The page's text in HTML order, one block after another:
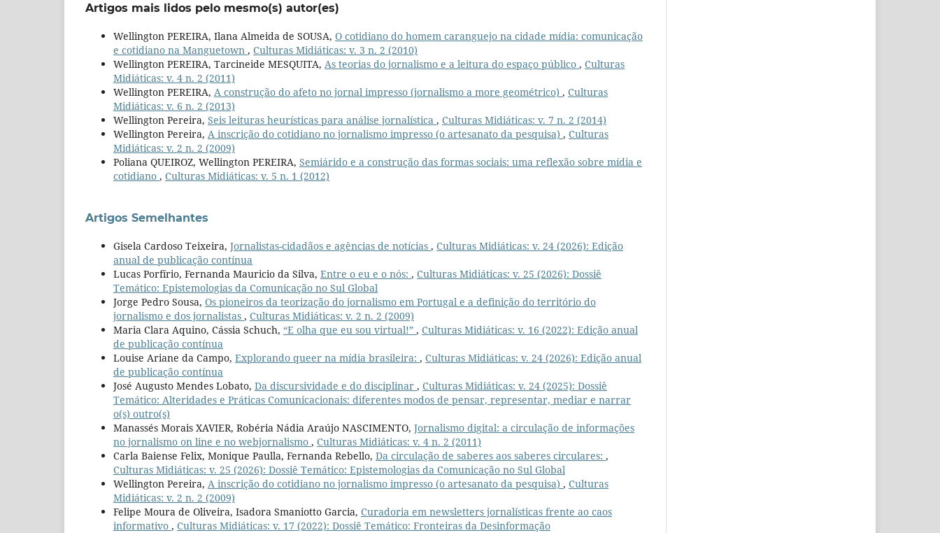
Artigos mais lidos pelo mesmo(s) autor(es)
Wellington PEREIRA, Ilana Almeida de SOUSA, O cotidiano do homem caranguejo na cidade mídia: comunicação
e cotidiano na Manguetown , Culturas Midiáticas: v. 3 n. 2 (2010)
Wellington PEREIRA, Tarcineide MESQUITA, As teorias do jornalismo e a leitura do espaço público , Culturas
Midiáticas: v. 4 n. 2 (2011)
Wellington PEREIRA, A construção do afeto no jornal impresso (jornalismo a more geométrico) , Culturas
Midiáticas: v. 6 n. 2 (2013)
Wellington Pereira, Seis leituras heurísticas para análise jornalística , Culturas Midiáticas: v. 7 n. 2 (2014)
Wellington Pereira, A inscrição do cotidiano no jornalismo impresso (o artesanato da pesquisa) , Culturas
Midiáticas: v. 2 n. 2 (2009)
Poliana QUEIROZ, Wellington PEREIRA, Semiárido e a construção das formas sociais: uma reflexão sobre mídia e
cotidiano , Culturas Midiáticas: v. 5 n. 1 (2012)
Artigos Semelhantes
Gisela Cardoso Teixeira, Jornalistas-cidadãos e agências de notícias , Culturas Midiáticas: v. 24 (2026): Edição
anual de publicação contínua
Lucas Porfírio, Fernanda Mauricio da Silva, Entre o eu e o nós: , Culturas Midiáticas: v. 25 (2026): Dossiê
Temático: Epistemologias da Comunicação no Sul Global
Jorge Pedro Sousa, Os pioneiros da teorização do jornalismo em Portugal e a definição do território do
jornalismo e dos jornalistas , Culturas Midiáticas: v. 2 n. 2 (2009)
Maria Clara Aquino, Cássia Schuch, “E olha que eu sou virtual!” , Culturas Midiáticas: v. 16 (2022): Edição anual
de publicação contínua
Louise Ariane da Campo, Explorando queer na mídia brasileira: , Culturas Midiáticas: v. 24 (2026): Edição anual
de publicação contínua
José Augusto Mendes Lobato, Da discursividade e do disciplinar , Culturas Midiáticas: v. 24 (2025): Dossiê
Temático: Alteridades e Práticas Comunicacionais: diferentes modos de pensar, representar, mediar e narrar
o(s) outro(s)
Manassés Morais XAVIER, Robéria Nádia Araújo NASCIMENTO, Jornalismo digital: a circulação de informações
no jornalismo on line e no webjornalismo , Culturas Midiáticas: v. 4 n. 2 (2011)
Carla Baiense Felix, Monique Paulla, Fernanda Rebello, Da circulação de saberes aos saberes circulares: ,
Culturas Midiáticas: v. 25 (2026): Dossiê Temático: Epistemologias da Comunicação no Sul Global
Wellington Pereira, A inscrição do cotidiano no jornalismo impresso (o artesanato da pesquisa) , Culturas
Midiáticas: v. 2 n. 2 (2009)
Felipe Moura de Oliveira, Isadora Smaniotto Garcia, Curadoria em newsletters jornalísticas frente ao caos
informativo , Culturas Midiáticas: v. 17 (2022): Dossiê Temático: Fronteiras da Desinformação